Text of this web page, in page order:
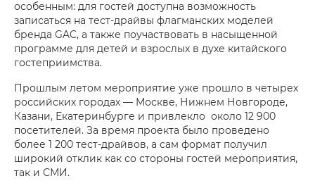
особенным: для гостей доступна возможность
записаться на тест-драйвы флагманских моделей
бренда GAC, а также поучаствовать в насыщенной
программе для детей и взрослых в духе китайского
гостеприимства.
Прошлым летом мероприятие уже прошло в четырех
российских городах — Москве, Нижнем Новгороде,
Казани, Екатеринбурге и привлекло около 12 900
посетителей. За время проекта было проведено
более 1 200 тест-драйвов, а сам формат получил
широкий отклик как со стороны гостей мероприятия,
так и СМИ.